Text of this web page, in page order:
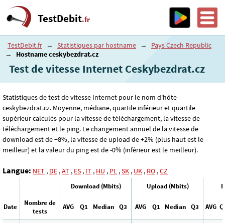
TestDebit.fr
TestDebit.fr → Statistiques par hostname →
Pays Czech Republic
→
Hostname ceskybezdrat.cz
Test de vitesse Internet Ceskybezdrat.cz
Statistiques de test de vitesse Internet pour le nom d'hôte
ceskybezdrat.cz. Moyenne, médiane, quartile inférieur et quartile
supérieur calculés pour la vitesse de téléchargement, la vitesse de
téléchargement et le ping. Le changement annuel de la vitesse de
download est de +8%, la vitesse de upload de +2% (plus haut est le
meilleur) et la valeur du ping est de -0% (inférieur est le meilleur).
Langue: NET , DE ,AT , ES , IT , HU , PL ,SK , UK , RO ,CZ
Download (Mbits) Upload (Mbits)
Date
Nombre de
tests
AVG Q1 Median Q3 AVG Q1 Median Q3 AVG